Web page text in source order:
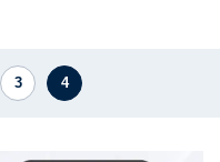
3 4